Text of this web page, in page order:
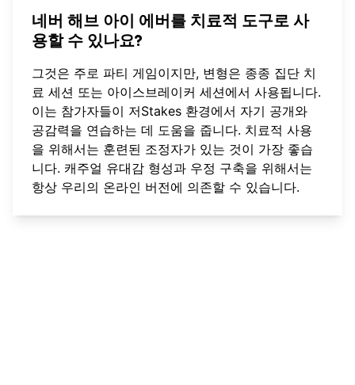
네버 해브 아이 에버를 치료적 도구로 사
용할 수 있나요?
그것은 주로 파티 게임이지만, 변형은 종종 집단 치
료 세션 또는 아이스브레이커 세션에서 사용됩니다.
이는 참가자들이 저Stakes 환경에서 자기 공개와
공감력을 연습하는 데 도움을 줍니다. 치료적 사용
을 위해서는 훈련된 조정자가 있는 것이 가장 좋습
니다. 캐주얼 유대감 형성과 우정 구축을 위해서는
항상 우리의 온라인 버전에 의존할 수 있습니다.